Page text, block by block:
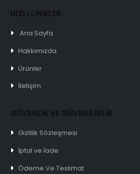
HIZLI LİNKLER
Ana Sayfa
Hakkımızda
Ürünler
İletişim
GÜVENLİK VE GÜVENİLİRLİK
Gizlilik Sözleşmesi
İptal ve İade
Ödeme Ve Teslimat